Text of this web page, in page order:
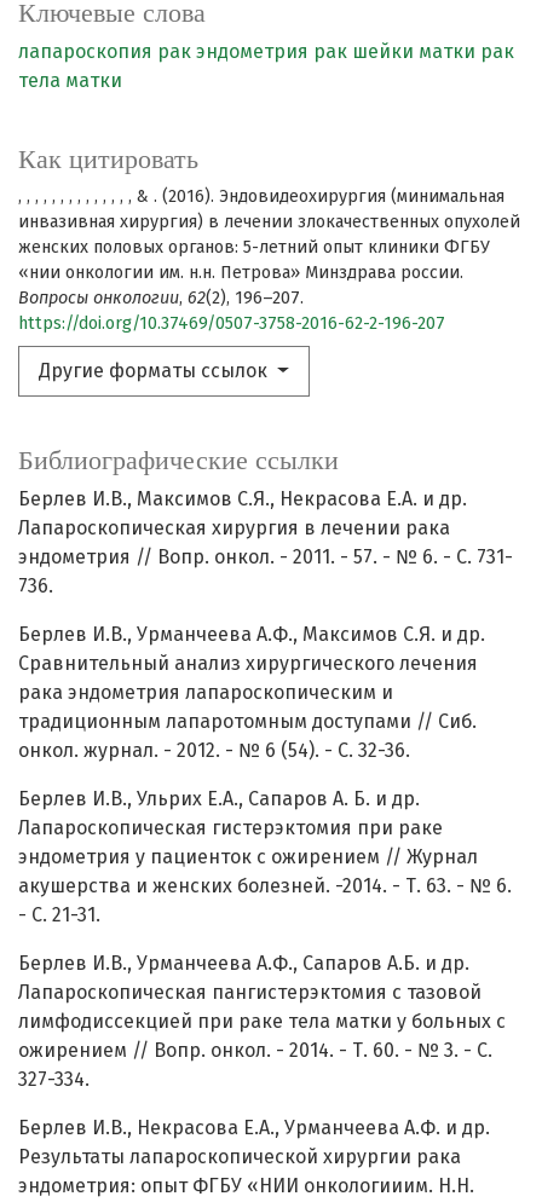
Ключевые слова
лапароскопия рак эндометрия рак шейки матки рак
тела матки
Как цитировать
, , , , , , , , , , , , , , & . (2016). Эндовидеохирургия (минимальная
инвазивная хирургия) в лечении злокачественных опухолей
женских половых органов: 5-летний опыт клиники ФГБУ
«нии онкологии им. н.н. Петрова» Минздрава россии.
Вопросы онкологии, 62(2), 196–207.
https://doi.org/10.37469/0507-3758-2016-62-2-196-207
Другие форматы ссылок
Библиографические ссылки
Берлев И.В., Максимов С.Я., Некрасова Е.А. и др.
Лапароскопическая хирургия в лечении рака
эндометрия // Вопр. онкол. - 2011. - 57. - № 6. - С. 731-
736.
Берлев И.В., Урманчеева А.Ф., Максимов С.Я. и др.
Сравнительный анализ хирургического лечения
рака эндометрия лапароскопическим и
традиционным лапаротомным доступами // Сиб.
онкол. журнал. - 2012. - № 6 (54). - С. 32-36.
Берлев И.В., Ульрих Е.А., Сапаров А. Б. и др.
Лапароскопическая гистерэктомия при раке
эндометрия у пациенток с ожирением // Журнал
акушерства и женских болезней. -2014. - Т. 63. - № 6.
- С. 21-31.
Берлев И.В., Урманчеева А.Ф., Сапаров А.Б. и др.
Лапароскопическая пангистерэктомия с тазовой
лимфодиссекцией при раке тела матки у больных с
ожирением // Вопр. онкол. - 2014. - Т. 60. - № 3. - С.
327-334.
Берлев И.В., Некрасова Е.А., Урманчеева А.Ф. и др.
Результаты лапароскопической хирургии рака
эндометрия: опыт ФГБУ «НИИ онкологииим. H.H.